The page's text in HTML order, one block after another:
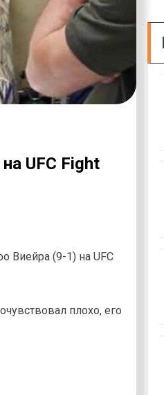
UFC Fight
Виейра (9-1) на UFC
плохо, его